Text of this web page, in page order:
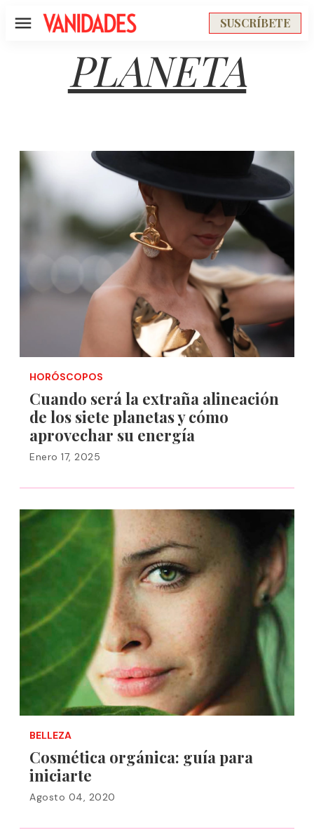
Menú SUSCRÍBETE
PLANETA
HORÓSCOPOS
Cuando será la extraña alineación
de los siete planetas y cómo
aprovechar su energía
Enero 17, 2025
BELLEZA
Cosmética orgánica: guía para
iniciarte
Agosto 04, 2020